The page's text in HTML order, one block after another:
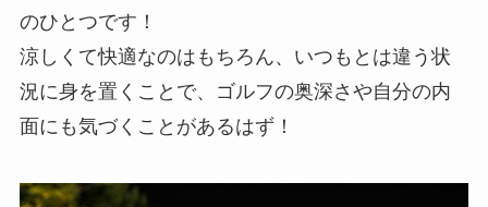
のひとつです！
涼しくて快適なのはもちろん、いつもとは違う状
況に身を置くことで、ゴルフの奥深さや自分の内
面にも気づくことがあるはず！